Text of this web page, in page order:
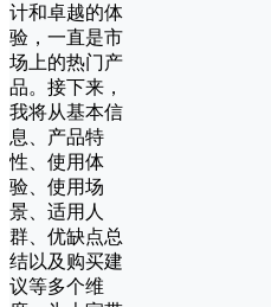
计和卓越的体
验，一直是市
场上的热门产
品。接下来，
我将从基本信
息、产品特
性、使用体
验、使用场
景、适用人
群、优缺点总
结以及购买建
议等多个维